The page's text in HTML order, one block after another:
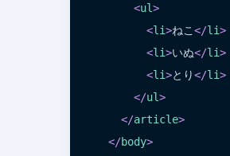
<ul>
<li>ねこ </li>
<li>いぬ</li>
<li>とり</li>
</ul>
</article>
</body>